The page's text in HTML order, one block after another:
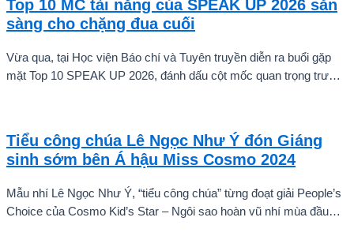
Top 10 MC tài năng của SPEAK UP 2026 sẵn
sàng cho chặng đua cuối
Vừa qua, tại Học viện Báo chí và Tuyên truyền diễn ra buổi gặp
mặt Top 10 SPEAK UP 2026, đánh dấu cột mốc quan trọng trước
Tiểu công chúa Lê Ngọc Như Ý đón Giáng
sinh sớm bên Á hậu Miss Cosmo 2024
Mẫu nhí Lê Ngọc Như Ý, “tiểu công chúa” từng đoạt giải People’s
Choice của Cosmo Kid’s Star – Ngôi sao hoàn vũ nhí mùa đầu